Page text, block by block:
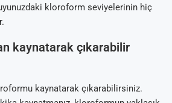
kloroform seviyelerinin hiç
kaynatarak çıkarabilir
kaynatarak çıkarabilirsiniz.